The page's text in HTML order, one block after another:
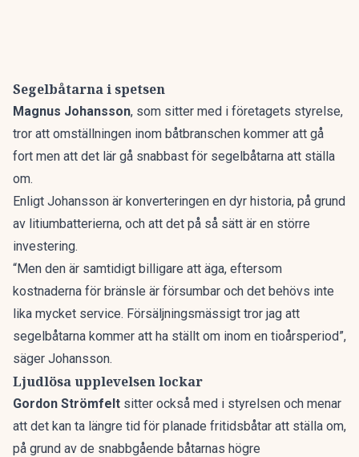
Segelbåtarna i spetsen
Magnus Johansson, som sitter med i företagets styrelse,
tror att omställningen inom båtbranschen kommer att gå
fort men att det lär gå snabbast för segelbåtarna att ställa
om.
Enligt Johansson är konverteringen en dyr historia, på grund
av litiumbatterierna, och att det på så sätt är en större
investering.
“Men den är samtidigt billigare att äga, eftersom
kostnaderna för bränsle är försumbar och det behövs inte
lika mycket service. Försäljningsmässigt tror jag att
segelbåtarna kommer att ha ställt om inom en tioårsperiod”,
säger Johansson.
Ljudlösa upplevelsen lockar
Gordon Strömfelt sitter också med i styrelsen och menar
att det kan ta längre tid för planade fritidsbåtar att ställa om,
på grund av de snabbgående båtarnas högre